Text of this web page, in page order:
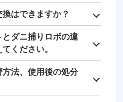
はできますか？
ダニ捕りロボの違
ください。
法、使用後の処分